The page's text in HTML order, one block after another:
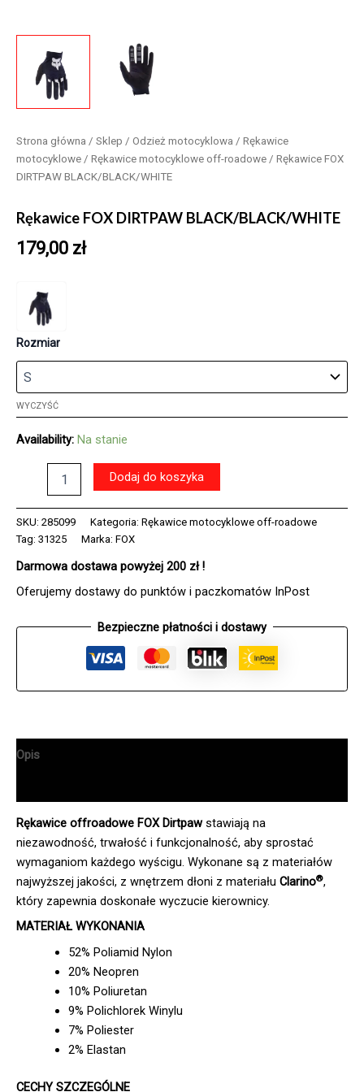
Strona główna / Sklep / Odzież motocyklowa / Rękawice
motocyklowe / Rękawice motocyklowe off-roadowe / Rękawice FOX
DIRTPAW BLACK/BLACK/WHITE
Rękawice FOX DIRTPAW BLACK/BLACK/WHITE
179,00 zł
Rozmiar
WYCZYŚĆ
Availability: Na stanie
DIRTPAW
BLACK/BLACK/WHITE
Dodaj do koszyka
SKU: 285099 Kategoria: Rękawice motocyklowe off-roadowe
Tag: 31325 Marka: FOX
Darmowa dostawa powyżej 200 zł !
Oferujemy dostawy do punktów i paczkomatów InPost
Bezpieczne płatności i dostawy
Opis
Rękawice offroadowe FOX Dirtpawstawiają na
niezawodność, trwałość i funkcjonalność, aby sprostać
wymaganiom każdego wyścigu. Wykonane są z materiałów
najwyższej jakości, z wnętrzem dłoni z materiału Clarino®,
który zapewnia doskonałe wyczucie kierownicy.
MATERIAŁ WYKONANIA
52% Poliamid Nylon
20% Neopren
10% Poliuretan
9% Polichlorek Winylu
7% Poliester
2% Elastan
CECHY SZCZEGÓLNE